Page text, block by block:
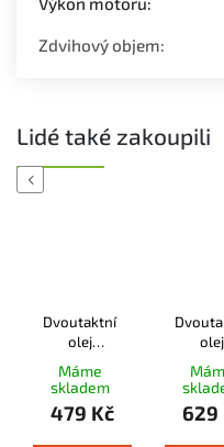
Zdvihový objem:
Lidé také zakoupili
Previous
Dvoutaktní
olej
Husqvarna
LS+ 2T 1l
Máme
skladem
479 Kč
olej
XP®
629